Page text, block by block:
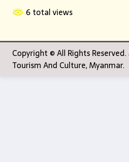
6 total views
Copyright © All Rights
Tourism And Culture, Myanmar.